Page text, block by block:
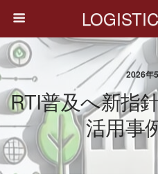
2026年
RTI普及へ新指
活用事